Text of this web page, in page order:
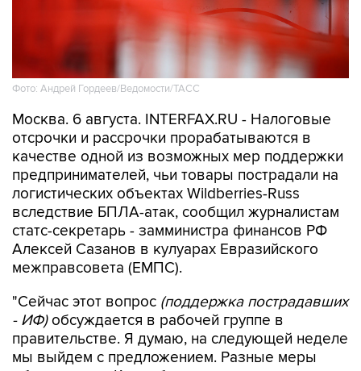
Фото: Андрей Гордеев/Ведомости/ТАСС
Москва. 6 августа. INTERFAX.RU - Налоговые
отсрочки и рассрочки прорабатываются в
качестве одной из возможных мер поддержки
предпринимателей, чьи товары пострадали на
логистических объектах Wildberries-Russ
вследствие БПЛА-атак, сообщил журналистам
статс-секретарь - замминистра финансов РФ
Алексей Сазанов в кулуарах Евразийского
межправсовета (ЕМПС).
"Сейчас этот вопрос (поддержка пострадавших
- ИФ)обсуждается в рабочей группе в
правительстве. Я думаю, на следующей неделе
мы выйдем с предложением. Разные меры